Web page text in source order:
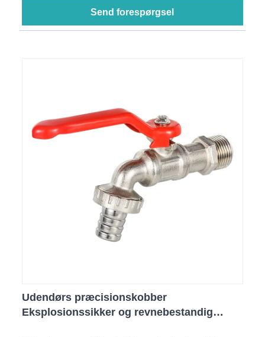
Send forespørgsel
Udendørs præcisionskobber
Eksplosionssikker og revnebestandig